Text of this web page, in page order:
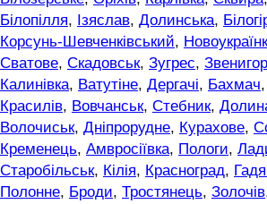
Білопілля, Ізяслав, Долинська,
Корсунь-Шевченківський,
Сватове, Скадовськ, Зугрес,
Калинівка, Ватутіне, Дергачі, Бахмач,
Красилів, Вовчанськ, Стебник,
Волочиськ, Дніпрорудне, Курахове,
Кременець, Амвросіївка, Пологи,
Старобільськ, Кілія, Красноград,
Полонне, Броди, Тростянець, Золочів